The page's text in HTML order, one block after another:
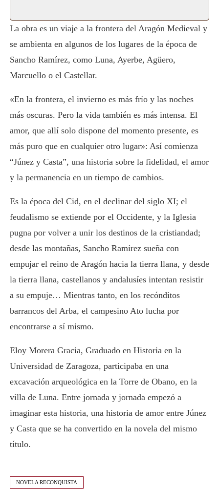
La obra es un viaje a la frontera del Aragón Medieval y
se ambienta en algunos de los lugares de la época de
Sancho Ramírez, como Luna, Ayerbe, Agüero,
Marcuello o el Castellar.
«En la frontera, el invierno es más frío y las noches
más oscuras. Pero la vida también es más intensa. El
amor, que allí solo dispone del momento presente, es
más puro que en cualquier otro lugar»: Así comienza
“Júnez y Casta”, una historia sobre la fidelidad, el amor
y la permanencia en un tiempo de cambios.
Es la época del Cid, en el declinar del siglo XI; el
feudalismo se extiende por el Occidente, y la Iglesia
pugna por volver a unir los destinos de la cristiandad;
desde las montañas, Sancho Ramírez sueña con
empujar el reino de Aragón hacia la tierra llana, y desde
la tierra llana, castellanos y andalusíes intentan resistir
a su empuje… Mientras tanto, en los recónditos
barrancos del Arba, el campesino Ato lucha por
encontrarse a sí mismo.
Eloy Morera Gracia, Graduado en Historia en la
Universidad de Zaragoza, participaba en una
excavación arqueológica en la Torre de Obano, en la
villa de Luna. Entre jornada y jornada empezó a
imaginar esta historia, una historia de amor entre Júnez
y Casta que se ha convertido en la novela del mismo
título.
NOVELA RECONQUISTA